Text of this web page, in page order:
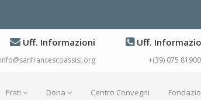
Uff. Informazioni
info@sanfrancescoassisi.org
Uff.
+(39) 075
Frati Dona Centro Convegni